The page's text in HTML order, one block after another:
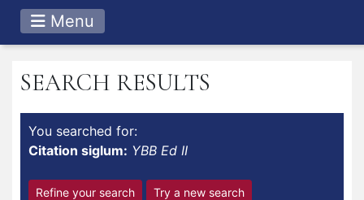
Menu
SEARCH RESULTS
You searched for:
Citation siglum: YBB Ed II
Refine your search Try a new search